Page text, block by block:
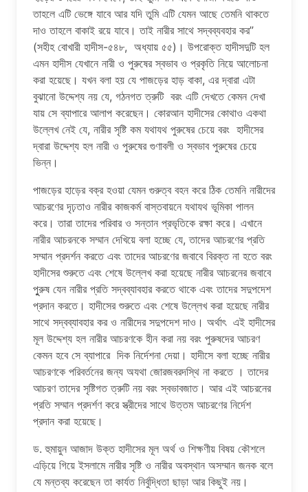
তাহলে এটি ভেঙ্গে যাবে আর যদি তুমি এটি যেমন আছে তেমনি থাকতে
দাও তাহলে বাকাই রয়ে যাবে। তাই নারীর সাথে সদ্বব্যবহার কর”
(সহীহ বোখারী হাদীস-৫৪৮, অধ্যায় ৫৫)। উপরোক্ত হাদীসদুটি হল
এমন হাদীস যেখানে নারী ও পুরুষের স্বভাব ও প্রকৃতি নিয়ে আলোচনা
করা হয়েছে। যখন বলা হয় যে পাজড়ের হাড় বাকা, এর দ্বারা এটা
বুঝানো উদ্দেশ্য নয় যে, গঠনগত ত্রুটি বরং এটি দেখতে কেমন দেখা
যায় সে ব্যাপারে আলাপ করেছেন। কোরআন হাদীসের কোথাও একথা
উল্লেখ নেই যে, নারীর সৃষ্টি কম যথাযথ পুরুষের চেয়ে বরং হাদীসের
দ্বারা উদ্দেশ্য হল নারী ও পুরুষের গুণাবলী ও স্বভাব পুরুষের চেয়ে
ভিন্ন।
পাজড়ের হাড়ের বক্র হওয়া যেমন গুরুত্ব বহন করে ঠিক তেমনি নারীদের
আচরণের দৃঢ়তাও নারীর কাজকর্ম বাস্তবায়নে যথাযথ ভূমিকা পালন
করে। তারা তাদের পরিবার ও সন্তান প্রভৃতিকে রক্ষা করে। এখানে
নারীর আচরনকে সম্মান দেখিয়ে বলা হচ্ছে যে, তাদের আচরণের প্রতি
সম্মান প্রদর্শন করতে এবং তাদের আচরণের জবাবে বিরক্ত না হতে বরং
হাদীসের শুরুতে এবং শেষে উল্লেখ করা হয়েছে নারীর আচরনের জবাবে
পুুরুষ যেন নারীর প্রতি সদ্বব্যাবহার করতে থাকে এবং তাদের সদুপদেশ
প্রদান করতে। হাদীসের শুরুতে এবং শেষে উল্লেখ করা হয়েছে নারীর
সাথে সদ্বব্যাবহার কর ও নারীদের সদুপদেশ দাও। অর্থাৎ এই হাদীসের
মূল উদ্দেশ্য হল নারীর আচরণকে হীন করা নয় বরং পুরুষদের আচরণ
কেমন হবে সে ব্যাপারে দিক নির্দেশনা দেয়া। হাদীসে বলা হচ্ছে নারীর
আচরণকে পরিবর্তনের জন্য অযথা জোরজবরদস্থি না করতে । তাদের
আচরণ তাদের সৃষ্টিগত ত্রুটি নয় বরং স্বভাবজাত। আর এই আচরনের
প্রতি সম্মান প্রদর্শণ করে স্ত্রীদের সাথে উত্তম আচরণের নির্দেশ
প্রদান করা হয়েছে।
ড. হুমায়ুন আজাদ উক্ত হাদীসের মূল অর্থ ও শিক্ষণীয় বিষয় কৌশলে
এড়িয়ে গিয়ে ইসলামে নারীর সৃষ্টি ও নারীর অবস্থান অসম্মান জনক বলে
যে মন্তব্য করেছেন তা কার্যত নির্বুদ্ধিতা ছাড়া আর কিছুই নয়।